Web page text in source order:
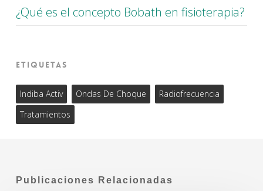
¿Qué es el concepto Bobath en fisioterapia?
Etiquetas
Indiba Activ Ondas De Choque
Radiofrecuencia
Tratamientos
Publicaciones Relacionadas